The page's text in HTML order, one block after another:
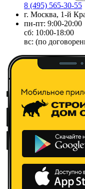
8 (495) 565-30-55
г. Москва, 1-й
пн-пт: 9:00-20:00
сб: 10:00-18:00
вс: (по